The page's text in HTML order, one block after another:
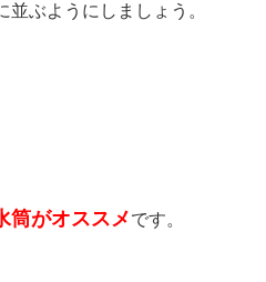
ぶようにしましょう。
筒がオススメです。